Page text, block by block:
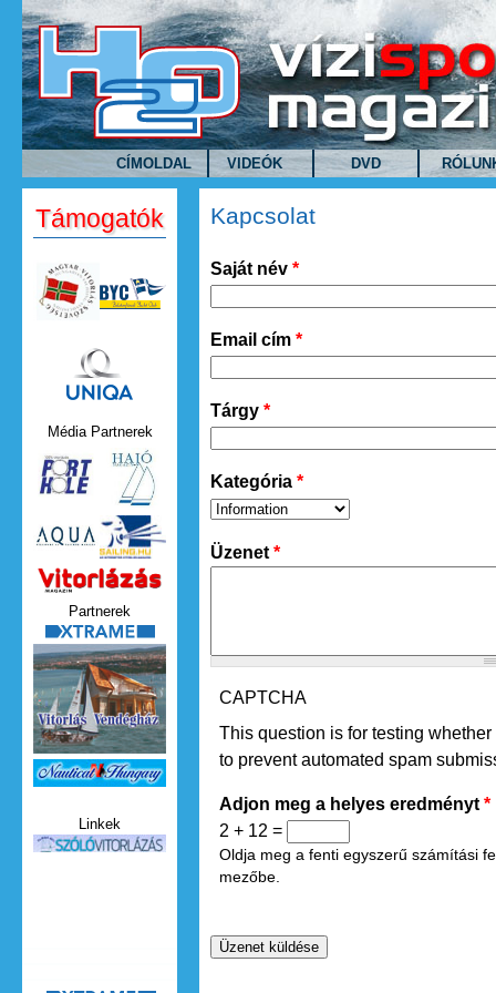
Ugrás a tartalomra
CÍMOLDAL VIDEÓK DVD
Kapcsolat
Saját név *
Email cím *
Tárgy *
Kategória *
Üzenet *
CAPTCHA
This question is for testing
to prevent automated spam
Adjon meg a helyes eredményt *
2 + 12 =
Oldja meg a fenti egyszerű számítási feladatot és írja be az eredményt a
mezőbe.
Támogatók
Uniqa.png
Média Partnerek
Vitorlazas_magazin.jpg
Partnerek
xtrame.png
Nauticat.jpg
Linkek
szolo_vitorlazas.jpg